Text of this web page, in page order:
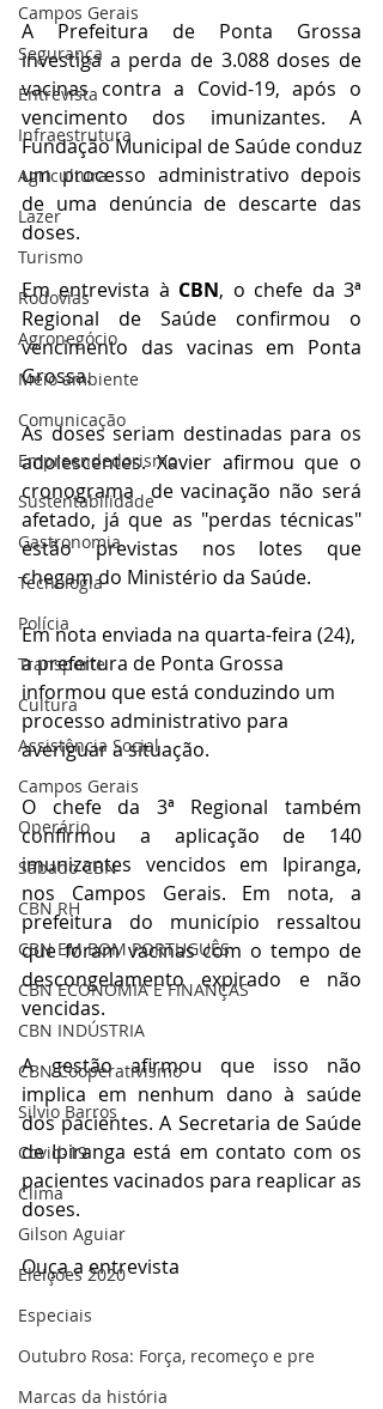
Campos Gerais
Segurança
Entrevista
Infraestrutura
Agricultura
Lazer
Turismo
Rodovias
Agronegócio
Meio ambiente
Comunicação
Empreendedorismo
Sustentabilidade
Gastronomia
Tecnologia
Polícia
Transporte
Cultura
Assistência Social
Campos Gerais
Operário
Sábado CBN
CBN RH
CBN EM BOM PORTUGUÊS
CBN ECONOMIA E FINANÇAS
CBN INDÚSTRIA
CBN Cooperativismo
Silvio Barros
Covid-19
Clima
Gilson Aguiar
Eleições 2020
Especiais
Outubro Rosa: Força, recomeço e pre
Marcas da história
A Prefeitura de Ponta Grossa
investiga a perda de 3.088 doses de
vacinas contra a Covid-19, após o
vencimento dos imunizantes. A
Fundação Municipal de Saúde conduz
um processo administrativo depois
de uma denúncia de descarte das
doses.
Em entrevista à CBN, o chefe da 3ª
Regional de Saúde confirmou o
vencimento das vacinas em Ponta
Grossa.
As doses seriam destinadas para os
adolescentes. Xavier afirmou que o
cronograma  de vacinação não será
afetado, já que as "perdas técnicas"
estão previstas nos lotes que
chegam do Ministério da Saúde.
Em nota enviada na quarta-feira (24),
a prefeitura de Ponta Grossa
informou que está conduzindo um
processo administrativo para
averiguar a situação.
O chefe da 3ª Regional também
confirmou a aplicação de 140
imunizantes vencidos em Ipiranga,
nos Campos Gerais. Em nota, a
prefeitura do município ressaltou
que foram vacinas com o tempo de
descongelamento expirado e não
vencidas.
A gestão afirmou que isso não
implica em nenhum dano à saúde
dos pacientes. A Secretaria de Saúde
de Ipiranga está em contato com os
pacientes vacinados para reaplicar as
doses.
Ouça a entrevista